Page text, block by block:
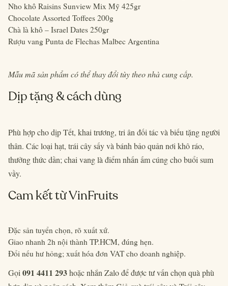
Nho khô Raisins Sunview Mix Mỹ 425gr
Chocolate Assorted Toffees 200g
Chà là khô – Israel Dates 250gr
Rượu vang Punta de Flechas Malbec Argentina
Mẫu mã sản phẩm có thể thay đổi tùy theo nhà cung cấp.
Dịp tặng & cách dùng
Phù hợp cho dịp Tết, khai trương, tri ân đối tác và biếu tặng người
thân. Các loại hạt, trái cây sấy và bánh bảo quản nơi khô ráo,
thưởng thức dần; chai vang là điểm nhấn ấm cúng cho buổi sum
vầy.
Cam kết từ VinFruits
Đặc sản tuyển chọn, rõ xuất xứ.
Giao nhanh 2h nội thành TP.HCM, đúng hẹn.
Đổi nếu hư hỏng; xuất hóa đơn VAT cho doanh nghiệp.
Gọi 091 4411 293hoặc nhắn Zalo để được tư vấn chọn quà phù